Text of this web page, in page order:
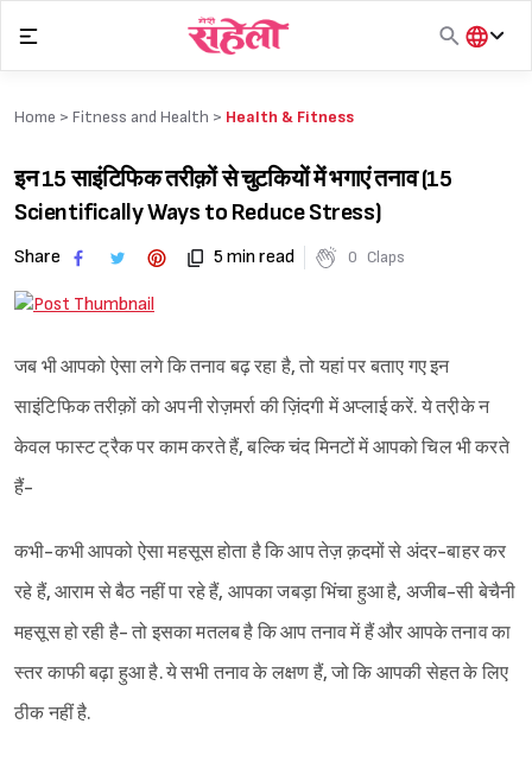
content
हिंदी
Home > Fitness and Health > Health & Fitness
इन 15 साइंटिफिक तरीक़ों से चुटकियों में भगाएं तनाव (15
Scientifically Ways to Reduce Stress)
Share 5 min read 0 Claps
जब भी आपको ऐसा लगे कि तनाव बढ़ रहा है, तो यहां पर बताए गए इन
साइंटिफिक तरीक़ों को अपनी रोज़मर्रा की ज़िंदगी में अप्लाई करें. ये तरी़के न
केवल फास्ट ट्रैक पर काम करते हैं, बल्कि चंद मिनटों में आपको चिल भी करते
हैं-
कभी-कभी आपको ऐसा महसूस होता है कि आप तेज़ क़दमों से अंदर-बाहर कर
रहे हैं, आराम से बैठ नहीं पा रहे हैं, आपका जबड़ा भिंचा हुआ है, अजीब-सी बेचैनी
महसूस हो रही है- तो इसका मतलब है कि आप तनाव में हैं और आपके तनाव का
स्तर काफी बढ़ा हुआ है. ये सभी तनाव के लक्षण हैं, जो कि आपकी सेहत के लिए
ठीक नहीं है.